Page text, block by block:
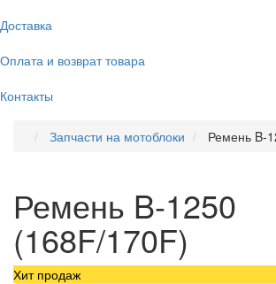
Доставка
Оплата и возврат товара
Контакты
Запчасти на мотоблоки Ремень B-
Ремень B-1250
(168F/170F)
Хит продаж